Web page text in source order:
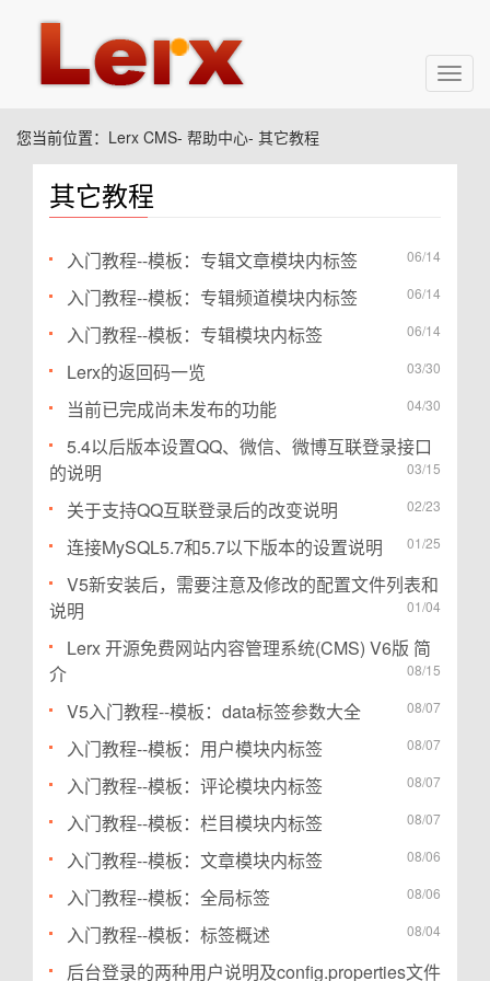
您当前位置： Lerx CMS- 帮助中心- 其它教程
其它教程
入门教程--模板：专辑文章模块内标签 06/14
入门教程--模板：专辑频道模块内标签 06/14
入门教程--模板：专辑模块内标签 06/14
Lerx的返回码一览 03/30
当前已完成尚未发布的功能 04/30
5.4以后版本设置QQ、微信、微博互联登录接口
的说明
03/15
关于支持QQ互联登录后的改变说明 02/23
连接MySQL5.7和5.7以下版本的设置说明 01/25
V5新安装后，需要注意及修改的配置文件列表和
说明
01/04
Lerx 开源免费网站内容管理系统(CMS) V6版 简
介
08/15
V5入门教程--模板：data标签参数大全 08/07
入门教程--模板：用户模块内标签 08/07
入门教程--模板：评论模块内标签 08/07
入门教程--模板：栏目模块内标签 08/07
入门教程--模板：文章模块内标签 08/06
入门教程--模板：全局标签 08/06
入门教程--模板：标签概述 08/04
后台登录的两种用户说明及config.properties文件